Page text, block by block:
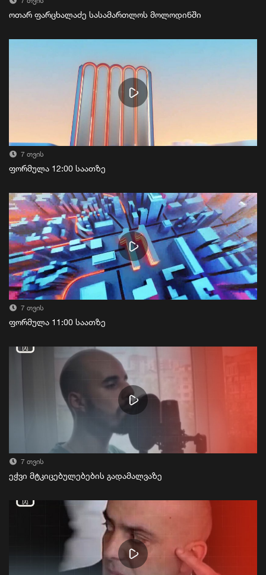
ოთარ ფარცხალაძე სასამართლოს მოლოდინში
7 თვის
ფორმულა 12:00 საათზე
7 თვის
ფორმულა 11:00 საათზე
7 თვის
ეჭვი მტკიცებულებების გადამალვაზე